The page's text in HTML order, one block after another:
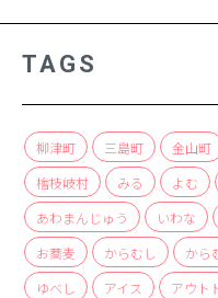
する
体験
かう
商品
検索
ABOUT
相談窓口
TAGS
柳津町 三島町 金山町
檜枝岐村
みる よむ
あわまんじゅう
いわな
お蕎麦
からむし から
ゆべし
アイス アウト